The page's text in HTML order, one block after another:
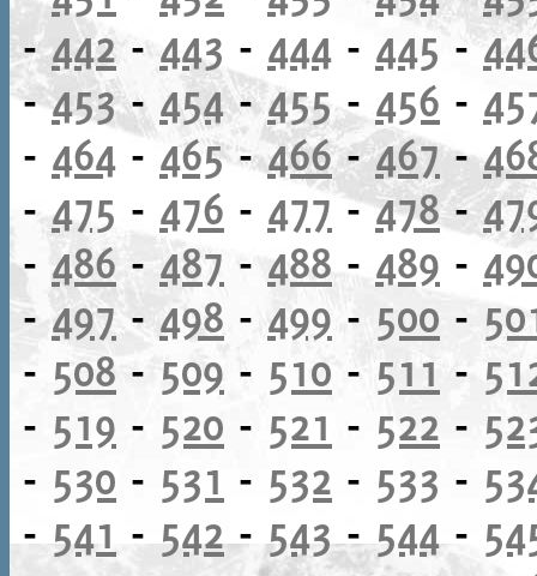
-442-443 - 444 - 445-
-453- 454-455- 456 -
- 464 - 465-466-467-
-475 - 476 - 477-478-
- 486 -487 - 488 - 489 -
-497-498 - 499 - 500 -
- 508 - 509 - 510 - 511 -
- 519 - 520 - 521 - 522 -
- 530 - 531 - 532 - 533 -
- 541 -542-543-544-